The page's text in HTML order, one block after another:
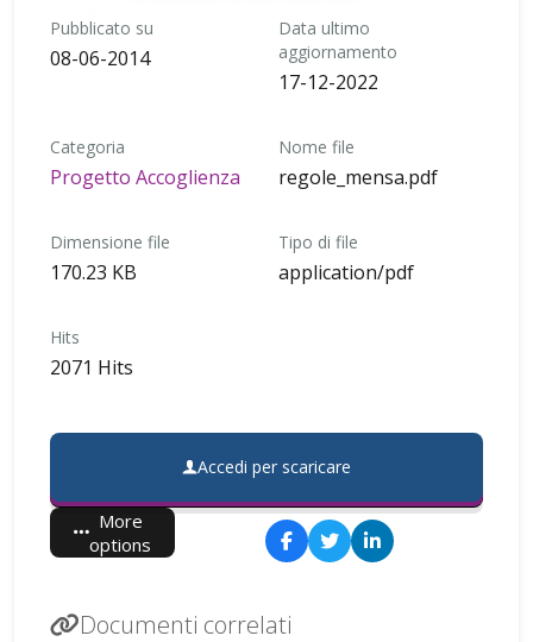
Pubblicato su
08-06-2014
Data ultimo
aggiornamento
17-12-2022
Categoria
Progetto Accoglienza
Nome file
regole_mensa.pdf
Dimensione file
170.23 KB
Tipo di file
application/pdf
Hits
2071 Hits
Accedi per scaricare
More
options
Documenti correlati